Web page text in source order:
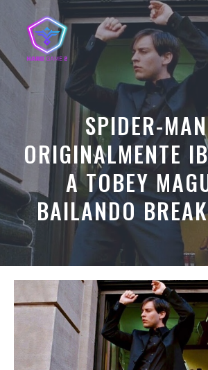
contenido
SPIDER-
ORIGINALMENTE
A TOBEY
BAILANDO